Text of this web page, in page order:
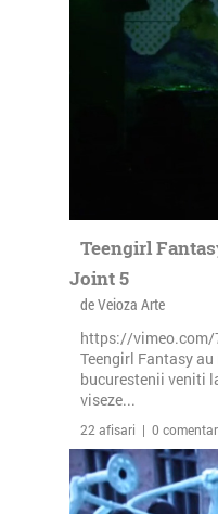
Teengirl
Joint 5
de Veioza Arte
https://vimeo.com/
Teengirl Fantasy
bucurestenii veniti
viseze...
22 afisari | 0